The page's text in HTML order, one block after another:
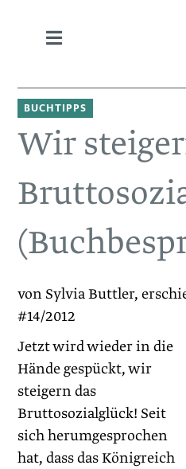
BUCHTIPPS
Wir
von Sylvia Buttler,
#14/2012
Jetzt wird wieder in die
Hände gespückt, wir
steigern das
Bruttosozialglück! Seit
sich herumgesprochen
hat, dass das Königreich